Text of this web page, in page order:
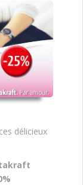
délicieux